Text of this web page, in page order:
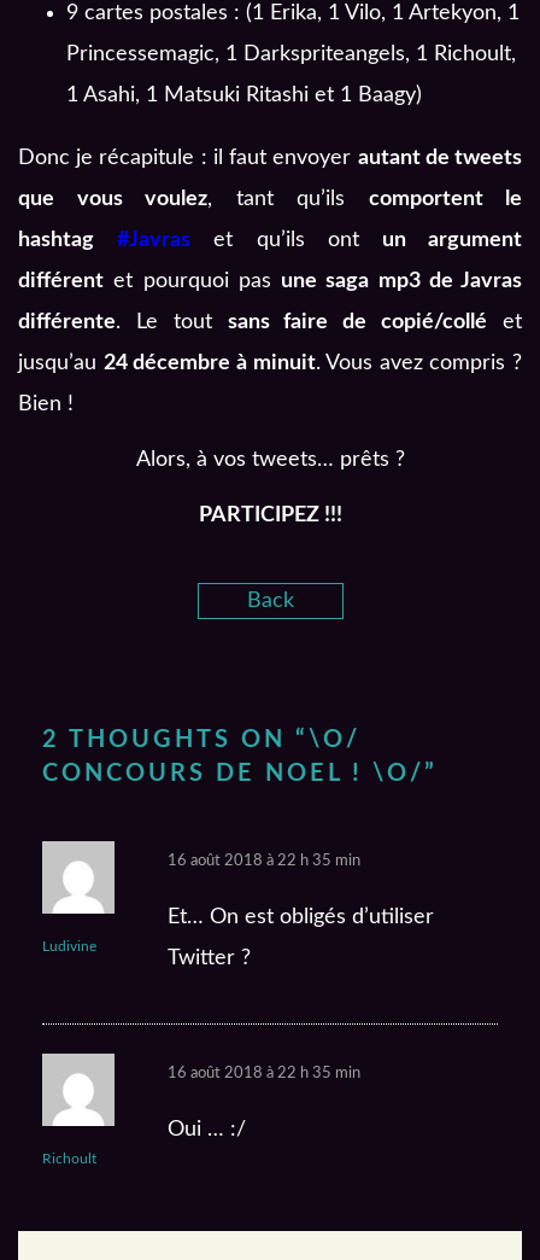
9 cartes postales : (1 Erika, 1 Vilo, 1 Artekyon, 1
Princessemagic, 1 Darkspriteangels, 1 Richoult,
1 Asahi, 1 Matsuki Ritashi et 1 Baagy)
Donc je récapitule : il faut envoyer autant de tweets
que vous voulez, tant qu’ils comportent le
hashtag
#Javras et qu’ils ont un argument
différent et pourquoi pas une saga mp3 de Javras
différente. Le tout sans faire de copié/collé et
jusqu’au 24 décembre à minuit. Vous avez compris ?
Bien !
Alors, à vos tweets… prêts ?
PARTICIPEZ !!!
Back
2 THOUGHTS ON “ \O/
CONCOURS DE NOEL ! \O/ ”
Ludivine
16 août 2018 à 22 h 35 min
Et… On est obligés d’utiliser
Twitter ?
Richoult
16 août 2018 à 22 h 35 min
Oui … :/